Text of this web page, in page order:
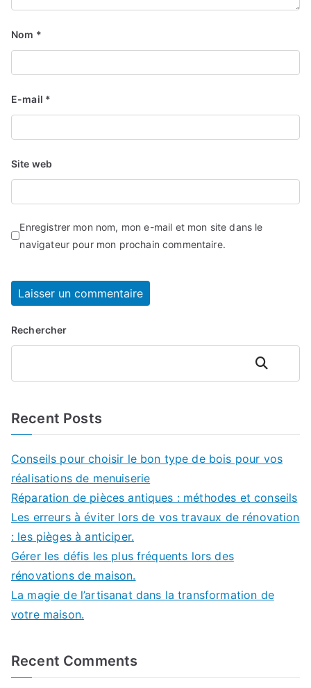
Nom *
E-mail *
Site web
Enregistrer mon nom, mon e-mail et mon site dans le
navigateur pour mon prochain commentaire.
Rechercher
Rechercher
Recent Posts
Conseils pour choisir le bon type de bois pour vos
réalisations de menuiserie
Réparation de pièces antiques : méthodes et conseils
Les erreurs à éviter lors de vos travaux de rénovation
: les pièges à anticiper.
Gérer les défis les plus fréquents lors des
rénovations de maison.
La magie de l’artisanat dans la transformation de
votre maison.
Recent Comments